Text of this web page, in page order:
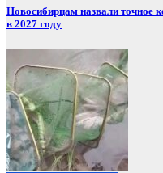
Новосибирцам назвали точное
в 2027 году